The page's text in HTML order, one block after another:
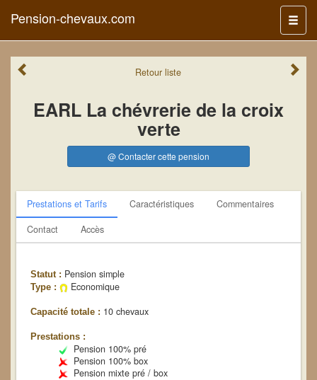
Menu
Pension-chevaux.com
Retourliste
EARL La chévrerie de la croix
verte
@ Contacter cette pension
Prestations et Tarifs Caractéristiques
Commentaires
Contact
Accès
Statut : Pension simple
Type : Economique
Capacité totale : 10 chevaux
Prestations :
Pension 100% pré
Pension 100% box
Pension mixte pré / box